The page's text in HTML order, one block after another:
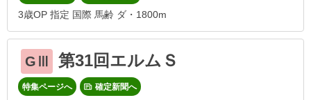
3歳OP 指定 国際 馬齢 ダ・1800m
GⅢ 第31回エルムＳ
特集ページへ 確定新聞へ